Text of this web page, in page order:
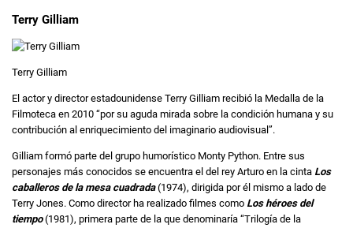
Terry Gilliam
Terry Gilliam
El actor y director estadounidense Terry Gilliam recibió la Medalla de la
Filmoteca en 2010 “por su aguda mirada sobre la condición humana y su
contribución al enriquecimiento del imaginario audiovisual”.
Gilliam formó parte del grupo humorístico Monty Python. Entre sus
personajes más conocidos se encuentra el del rey Arturo en la cinta Los
caballeros de la mesa cuadrada(1974), dirigida por él mismo a lado de
Terry Jones. Como director ha realizado filmes como Los héroes del
tiempo(1981), primera parte de la que denominaría “Trilogía de la